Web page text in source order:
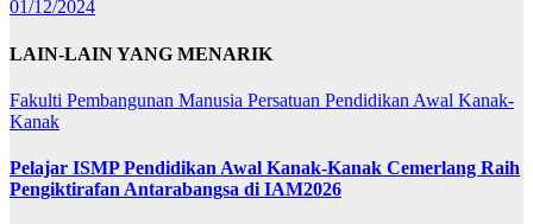
01/12/2024
LAIN-LAIN YANG MENARIK
Fakulti Pembangunan Manusia Persatuan Pendidikan Awal Kanak-
Kanak
Pelajar ISMP Pendidikan Awal Kanak-Kanak Cemerlang Raih
Pengiktirafan Antarabangsa di IAM2026